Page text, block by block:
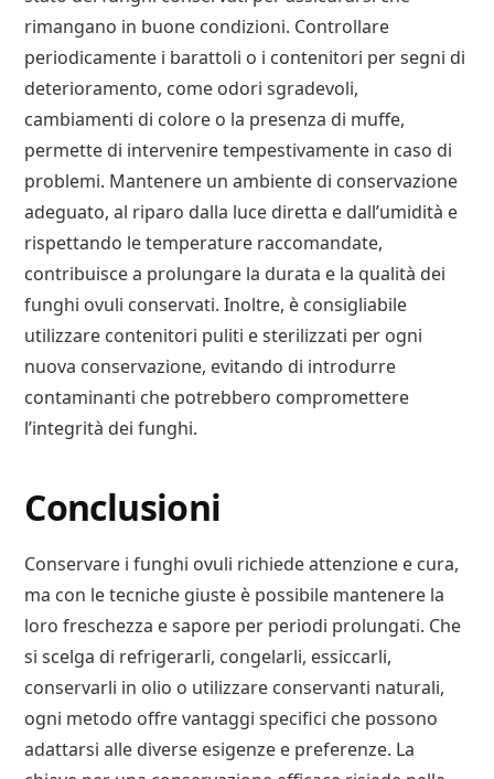
rimangano in buone condizioni. Controllare
periodicamente i barattoli o i contenitori per segni di
deterioramento, come odori sgradevoli,
cambiamenti di colore o la presenza di muffe,
permette di intervenire tempestivamente in caso di
problemi. Mantenere un ambiente di conservazione
adeguato, al riparo dalla luce diretta e dall’umidità e
rispettando le temperature raccomandate,
contribuisce a prolungare la durata e la qualità dei
funghi ovuli conservati. Inoltre, è consigliabile
utilizzare contenitori puliti e sterilizzati per ogni
nuova conservazione, evitando di introdurre
contaminanti che potrebbero compromettere
l’integrità dei funghi.
Conclusioni
Conservare i funghi ovuli richiede attenzione e cura,
ma con le tecniche giuste è possibile mantenere la
loro freschezza e sapore per periodi prolungati. Che
si scelga di refrigerarli, congelarli, essiccarli,
conservarli in olio o utilizzare conservanti naturali,
ogni metodo offre vantaggi specifici che possono
adattarsi alle diverse esigenze e preferenze. La